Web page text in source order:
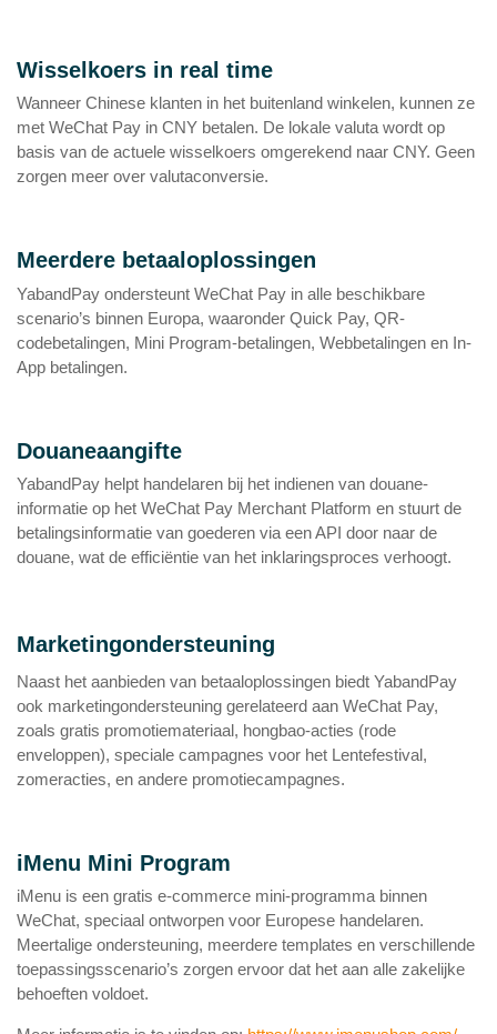
Wisselkoers in real time
Wanneer Chinese klanten in het buitenland winkelen, kunnen ze
met WeChat Pay in CNY betalen. De lokale valuta wordt op
basis van de actuele wisselkoers omgerekend naar CNY. Geen
zorgen meer over valutaconversie.
Meerdere betaaloplossingen
YabandPay ondersteunt WeChat Pay in alle beschikbare
scenario’s binnen Europa, waaronder Quick Pay, QR-
codebetalingen, Mini Program-betalingen, Webbetalingen en In-
App betalingen.
Douaneaangifte
YabandPay helpt handelaren bij het indienen van douane-
informatie op het WeChat Pay Merchant Platform en stuurt de
betalingsinformatie van goederen via een API door naar de
douane, wat de efficiëntie van het inklaringsproces verhoogt.
Marketingondersteuning
Naast het aanbieden van betaaloplossingen biedt YabandPay
ook marketingondersteuning gerelateerd aan WeChat Pay,
zoals gratis promotiemateriaal, hongbao-acties (rode
enveloppen), speciale campagnes voor het Lentefestival,
zomeracties, en andere promotiecampagnes.
iMenu Mini Program
iMenu is een gratis e-commerce mini-programma binnen
WeChat, speciaal ontworpen voor Europese handelaren.
Meertalige ondersteuning, meerdere templates en verschillende
toepassingsscenario’s zorgen ervoor dat het aan alle zakelijke
behoeften voldoet.